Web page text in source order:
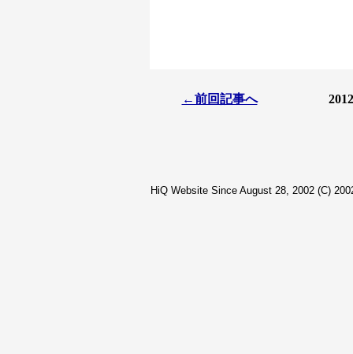
←前回記事へ
HiQ Website Since August 28, 2002 (C)